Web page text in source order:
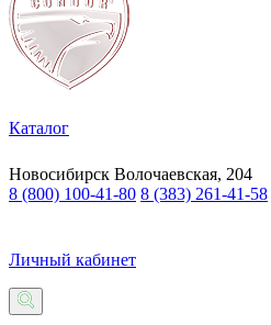
Каталог
Новосибирск Волочаевская, 204
8 (800) 100-41-80 8 (383) 261-41-58
Личный кабинет